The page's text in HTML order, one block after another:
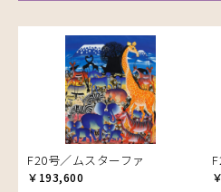
家
イノシシ
イボイノシシ
イルカ
インパラ
うさぎ
お祭り
￥30,001～40,000
￥40,001～60,000
￥60,001～80,000
￥80,001～100,000
￥100,001～
ア行
アウスィー
アキリ
アグネス
アジャバ
アダム
アダムス
カケパ
カッシム
ガヨ
カンビリ
ゴッドフレイ
サイディ
ザチ
サビティ
サランゲ
チャド
チャリンダ
チワヤ
ナココ
ハッサーニ
マ行
F3号
F4号
F8号
F12号
F20号
規格外S
規格外M
Frame
木枠張り／パネル
アートフレーム
F20号／ムスターファ
￥193,600